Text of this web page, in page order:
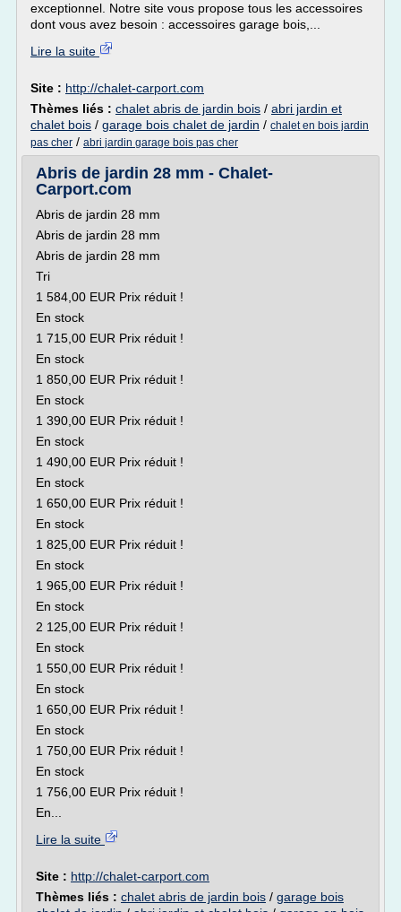
exceptionnel. Notre site vous propose tous les accessoires
dont vous avez besoin : accessoires garage bois,...
Lire la suite
Site : http://chalet-carport.com
Thèmes liés : chalet abris de jardin bois / abri jardin et
chalet bois / garage bois chalet de jardin / chalet en bois jardin
pas cher / abri jardin garage bois pas cher
Abris de jardin 28 mm - Chalet-
Carport.com
Abris de jardin 28 mm
Abris de jardin 28 mm
Abris de jardin 28 mm
Tri
1 584,00 EUR Prix réduit !
En stock
1 715,00 EUR Prix réduit !
En stock
1 850,00 EUR Prix réduit !
En stock
1 390,00 EUR Prix réduit !
En stock
1 490,00 EUR Prix réduit !
En stock
1 650,00 EUR Prix réduit !
En stock
1 825,00 EUR Prix réduit !
En stock
1 965,00 EUR Prix réduit !
En stock
2 125,00 EUR Prix réduit !
En stock
1 550,00 EUR Prix réduit !
En stock
1 650,00 EUR Prix réduit !
En stock
1 750,00 EUR Prix réduit !
En stock
1 756,00 EUR Prix réduit !
En...
Lire la suite
Site : http://chalet-carport.com
Thèmes liés : chalet abris de jardin bois / garage bois